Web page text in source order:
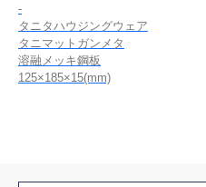
-
タニタハウジングウェア
タニマットガンメタ
溶融メッキ鋼板
125×185×15(mm)